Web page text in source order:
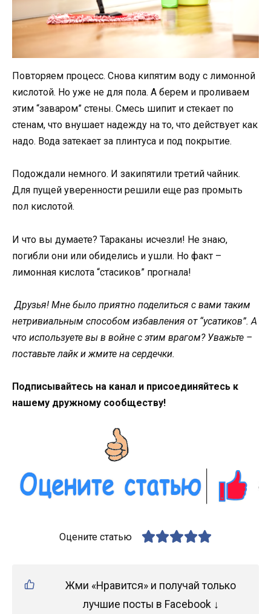
Повторяем процесс. Снова кипятим воду с лимонной
кислотой. Но уже не для пола. А берем и проливаем
этим “заваром” стены. Смесь шипит и стекает по
стенам, что внушает надежду на то, что действует как
надо. Вода затекает за плинтуса и под покрытие.
Подождали немного. И закипятили третий чайник.
Для пущей уверенности решили еще раз промыть
пол кислотой.
И что вы думаете? Тараканы исчезли! Не знаю,
погибли они или обиделись и ушли. Но факт –
лимонная кислота “стасиков” прогнала!
Друзья! Мне было приятно поделиться с вами таким
нетривиальным способом избавления от “усатиков”. А
что используете вы в войне с этим врагом? Уважьте –
поставьте лайк и жмите на сердечки.
Подписывайтесь на канал и присоединяйтесь к
нашему дружному сообществу!
Оцените статью
Жми «Нравится» и получай только
лучшие посты в Facebook ↓